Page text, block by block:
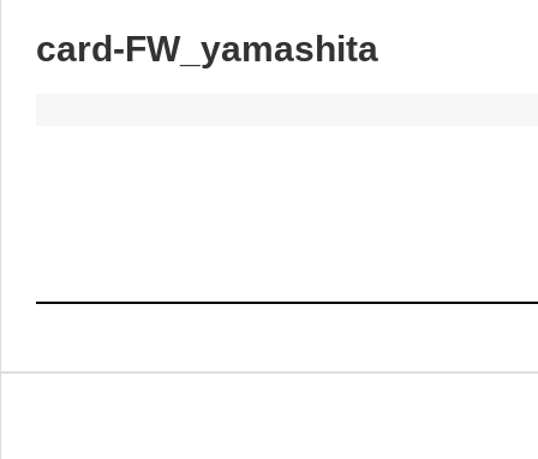
card-FW_yamashita